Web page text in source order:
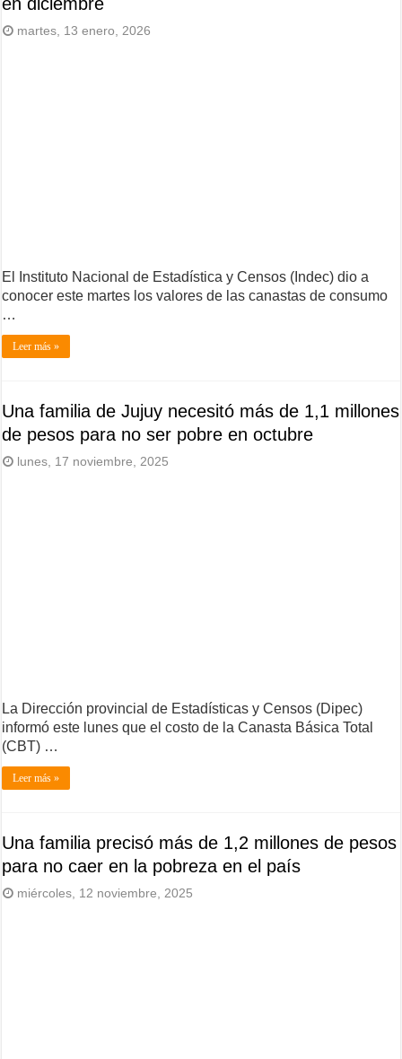
martes, 13 enero, 2026
El Instituto Nacional de Estadística y Censos (Indec) dio a
conocer este martes los valores de las canastas de consumo
…
Leer más »
Una familia de Jujuy necesitó más de 1,1 millones
de pesos para no ser pobre en octubre
lunes, 17 noviembre, 2025
La Dirección provincial de Estadísticas y Censos (Dipec)
informó este lunes que el costo de la Canasta Básica Total
(CBT) …
Leer más »
Una familia precisó más de 1,2 millones de pesos
para no caer en la pobreza en el país
miércoles, 12 noviembre, 2025